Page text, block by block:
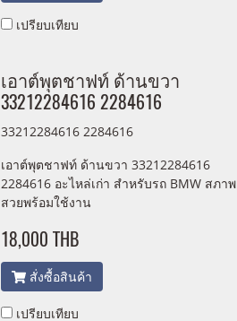
เปรียบเทียบ
เอาต์พุตชาฟท์ ด้านขวา
33212284616 2284616
33212284616 2284616
เอาต์พุตชาฟท์ ด้านขวา 33212284616
2284616 อะไหล่เก่า สำหรับรถ BMW สภาพ
สวยพร้อมใช้งาน
18,000 THB
สั่งซื้อสินค้า
เปรียบเทียบ